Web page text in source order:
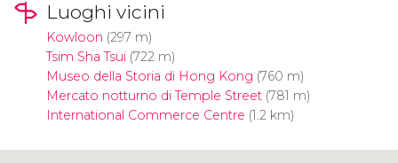
Luoghi vicini
Kowloon (297 m)
Tsim Sha Tsui(722 m)
Museo della Storia di Hong Kong (760 m)
Mercato notturno di Temple Street(781 m)
International Commerce Centre (1.2 km)